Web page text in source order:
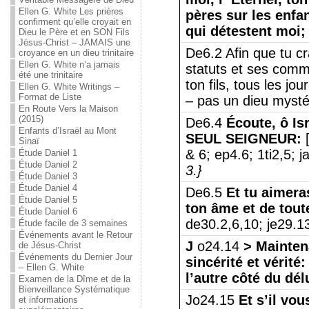
Ellen G. White Les prières
confirment qu’elle croyait en
Dieu le Père et en SON Fils
Jésus-Christ – JAMAIS une
croyance en un dieu trinitaire
Ellen G. White n’a jamais
été une trinitaire
Ellen G. White Writings –
Format de Liste
En Route Vers la Maison
(2015)
Enfants d’Israël au Mont
Sinaï
Étude Daniel 1
Étude Daniel 2
Étude Daniel 3
Étude Daniel 4
Étude Daniel 5
Étude Daniel 6
Étude facile de 3 semaines
Événements avant le Retour
de Jésus-Christ
Événements du Dernier Jour
– Ellen G. White
Examen de la Dîme et de la
Bienveillance Systématique
et informations
pères sur les
qui détestent moi;
De6.2 Afin que tu
statuts et ses
ton fils, tous les
– pas un dieu
De6.4 Écoute, ô
SEUL SEIGNEUR:
& 6; ep4.6; 1ti2,5;
3.}
De6.5 Et tu
ton âme et de
de30.2,6,10;
J o24.14 >
sincérité et vérité:
l’autre côté du
Jo24.15 Et s’il